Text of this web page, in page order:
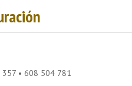
• 608 504 781